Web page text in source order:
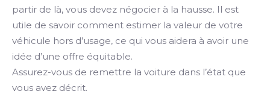
partir de là, vous devez négocier à la hausse. Il est
utile de savoir comment estimer la valeur de votre
véhicule hors d’usage, ce qui vous aidera à avoir une
idée d’une offre équitable.
Assurez-vous de remettre la voiture dans l’état que
vous avez décrit.